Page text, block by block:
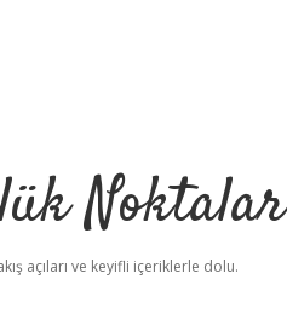
Noktalar
açıları ve keyifli içeriklerle dolu.